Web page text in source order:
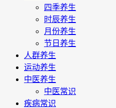
四季养生
时辰养生
月份养生
节日养生
人群养生
运动养生
中医养生
中医常识
疾病常识